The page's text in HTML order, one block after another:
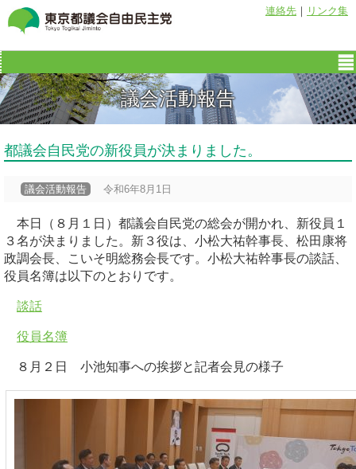
連絡先 ｜ リンク集
議会活動報告
都議会自民党の新役員が決まりました。
議会活動報告 令和6年8月1日
本日（８月１日）都議会自民党の総会が開かれ、新役員１
３名が決まりました。新３役は、小松大祐幹事長、松田康将
政調会長、こいそ明総務会長です。小松大祐幹事長の談話、
役員名簿は以下のとおりです。
談話
役員名簿
８月２日 小池知事への挨拶と記者会見の様子